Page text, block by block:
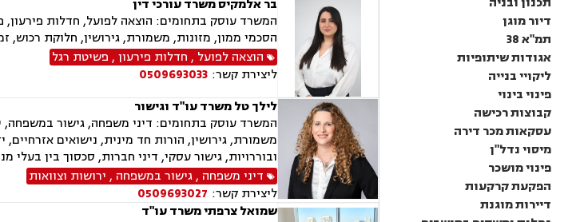
דיור מוגן
תמ"א 38
אגודות שיתופיות
ליקויי בנייה
פינוי בינוי
קבוצות רכישה
עסקאות מכר דירה
מיסוי נדל"ן
פינוי מושכר
הפקעת קרקעות
דיירות מוגנת
בר אלמקיס משרד עורכי דין
המשרד עוסק בתחומים: הוצאה לפועל, חדלות פירעון,
הסכמי ממון, מזונות, משמורת, גירושין, חלוקת רכוש,
הוצאה לפועל , חדלות פירעון, פשיטת רגל
ליצירת קשר: 0509693033
לילך טל משרד עו"ד וגישור
המשרד עוסק בתחומים: דיני משפחה, גישור במשפחה,
משמורת, גירושין, הורות חד מינית, נישואים
ובוררויות, גישור עסקי, דיני חברות, סכסוך בין בעלי
דיני משפחה ,גישור במשפחה , ירושות וצוואות
ליצירת קשר: 0509693027
שמואל צרפתי משרד עו"ד